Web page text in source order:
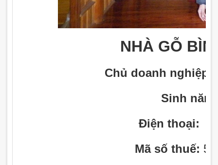
NHÀ GỖ
Chủ doanh nghiệp:
Sinh năm:
Điện thoại:
Mã số thuế: